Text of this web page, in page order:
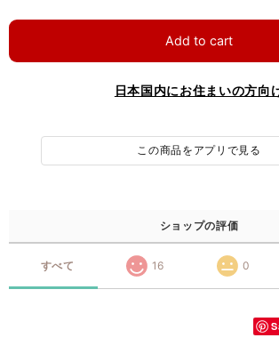
Add to cart
日本国内にお住まいの方向
この商品をアプリで見る
ショップの評価
すべて 16 0